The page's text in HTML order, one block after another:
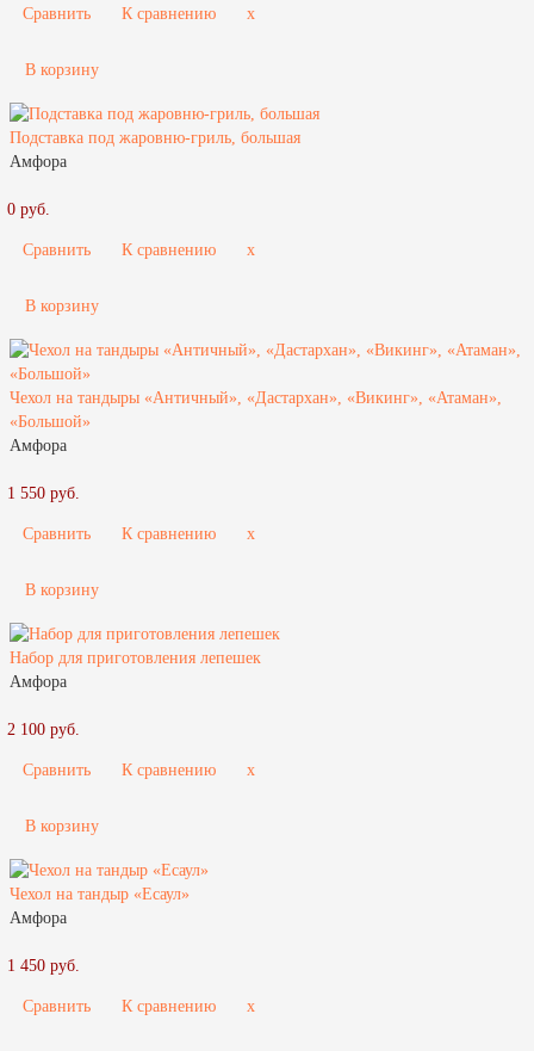
Сравнить К сравнению x
В корзину
Подставка под жаровню-гриль, большая
Амфора
0 руб.
Сравнить К сравнению x
В корзину
Чехол на тандыры «Античный», «Дастархан», «Викинг», «Атаман»,
«Большой»
Амфора
1 550 руб.
Сравнить К сравнению x
В корзину
Набор для приготовления лепешек
Амфора
2 100 руб.
Сравнить К сравнению x
В корзину
Чехол на тандыр «Есаул»
Амфора
1 450 руб.
Сравнить К сравнению x